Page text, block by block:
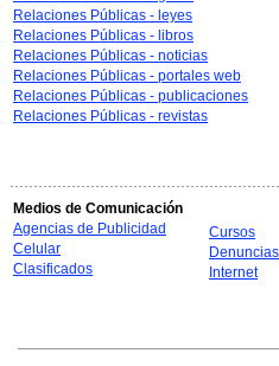
Relaciones Públicas - leyes
Relaciones Públicas - libros
Relaciones Públicas - noticias
Relaciones Públicas - portales web
Relaciones Públicas - publicaciones
Relaciones Públicas - revistas
Medios de Comunicación
Agencias de Publicidad
Celular
Clasificados
Cursos
Denuncias
Internet